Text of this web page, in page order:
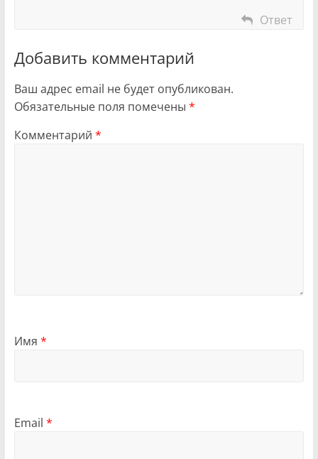
Ответ
Добавить комментарий
Ваш адрес email не будет опубликован.
Обязательные поля помечены *
Комментарий *
Имя *
Email *